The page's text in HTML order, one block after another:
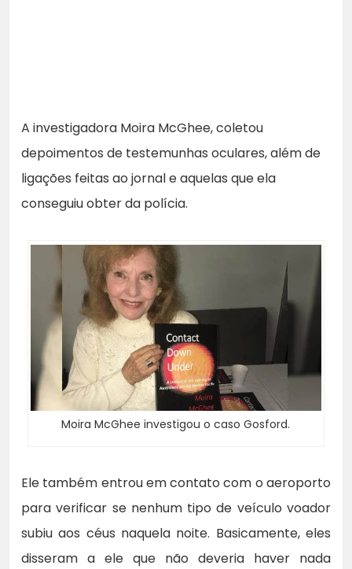
A investigadora Moira McGhee, coletou
depoimentos de testemunhas oculares, além de
ligações feitas ao jornal e aquelas que ela
conseguiu obter da polícia.
Moira McGhee investigou o caso Gosford.
Ele também entrou em contato com o aeroporto
para verificar se nenhum tipo de veículo voador
subiu aos céus naquela noite. Basicamente, eles
disseram a ele que não deveria haver nada